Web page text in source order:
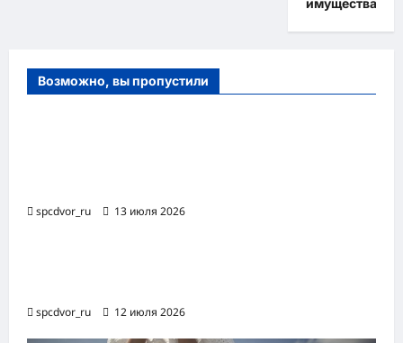
Возможно, вы пропустили
spcdvor_ru 13 июля 2026
spcdvor_ru 12 июля 2026